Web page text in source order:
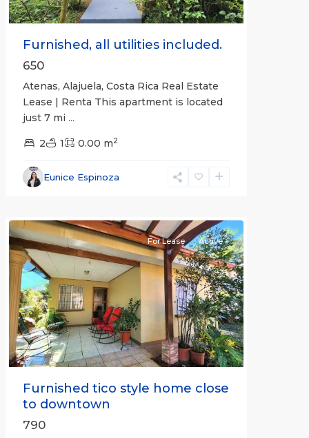
Furnished, all utilities included.
650
Atenas, Alajuela, Costa Rica Real Estate
Lease | Renta This apartment is located
just 7 mi ...
2 1 0.00 m2
Eunice Espinoza
Alajuela
(Province)
Previous Next
For Lease Active
Furnished tico style home close
to downtown
790